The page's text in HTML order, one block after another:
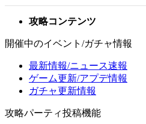
攻略コンテンツ
開催中のイベント/ガチャ情報
最新情報/ニュース速報
ゲーム更新/アプデ情報
ガチャ更新情報
攻略パーティ投稿機能